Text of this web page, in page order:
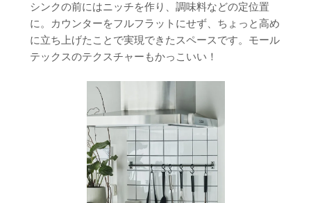
シンクの前にはニッチを作り、調味料などの定位置
に。カウンターをフルフラットにせず、ちょっと高め
に立ち上げたことで実現できたスペースです。モール
テックスのテクスチャーもかっこいい！